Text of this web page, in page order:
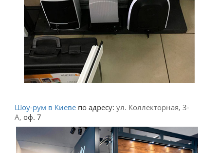
Шоу-рум в Киеве по адресу: ул. Коллекторная, 3-
А, оф. 7